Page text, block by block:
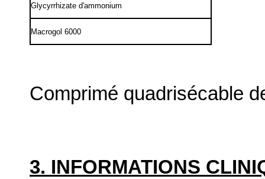
Glycyrrhizate d'ammonium
Macrogol 6000
Comprimé quadrisécable
3. INFORMATIONS